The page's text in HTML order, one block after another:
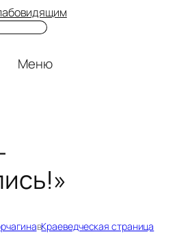
Меню
вКраеведческая страница